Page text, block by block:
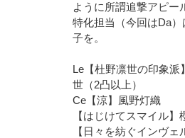
ように所謂追撃アピー
特化担当（今回はDa
子を。
Le【杜野凛世の印象
世（2凸以上）
Ce【涼】風野灯織
【はじけてスマイル】
【日々を紡ぐインヴェ